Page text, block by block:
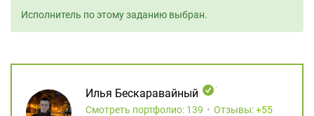
Исполнитель по этому заданию выбран.
Илья Бескаравайный
Смотреть портфолио: 139 Отзывы:
55